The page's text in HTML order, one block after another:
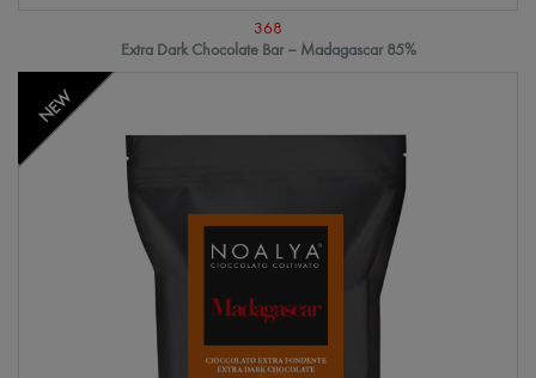
368
Extra Dark Chocolate Bar – Madagascar 85%
NEW